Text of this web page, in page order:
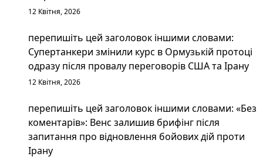
12 Квітня, 2026
перепишіть цей заголовок іншими словами:
Супертанкери змінили курс в Ормузькій протоці
одразу після провалу переговорів США та Ірану
12 Квітня, 2026
перепишіть цей заголовок іншими словами: «Без
коментарів»: Венс залишив брифінг після
запитання про відновлення бойових дій проти
Ірану